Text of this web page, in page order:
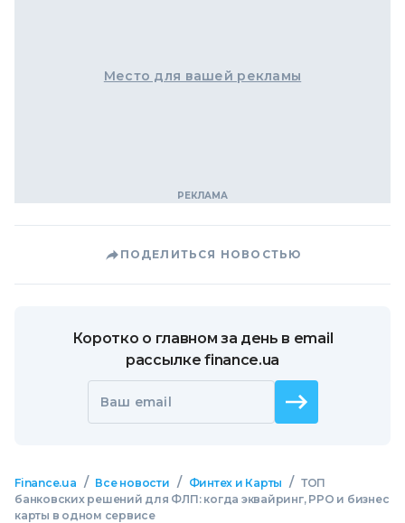
Место для вашей рекламы
ПОДЕЛИТЬСЯ НОВОСТЬЮ
Коротко о главном за день в email
рассылке finance.ua
Ваш email
Finance.ua / Все новости / Финтех и Карты / ТОП
банковских решений для ФЛП: когда эквайринг, РРО и бизнес
карты в одном сервисе